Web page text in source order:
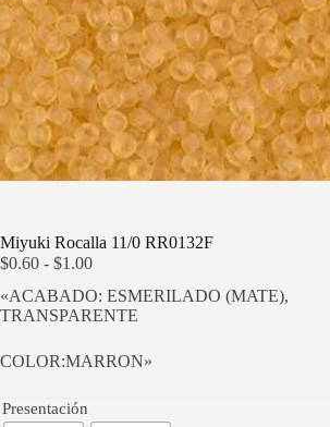
Miyuki Rocalla 11/0 RR0132F
$0.60 - $1.00Rango
precios:
desde
hasta
«ACABADO: ESMERILADO (MATE),
TRANSPARENTE
COLOR:MARRON»
Presentación